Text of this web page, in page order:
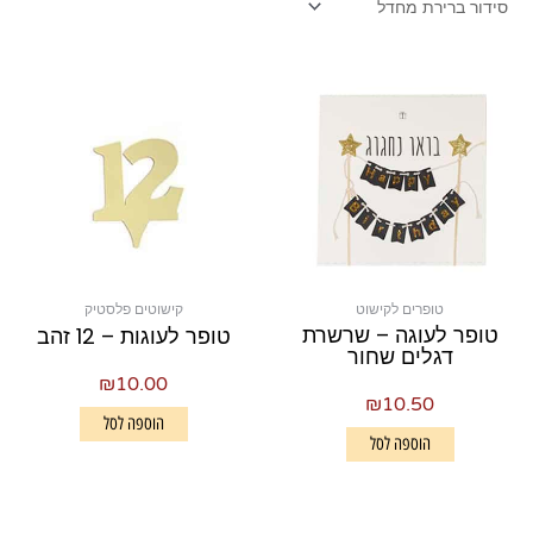
טופרים לקישוט
טופר לעוגה – שרשרת
דגלים שחור
₪10.50
הוספה לסל
קישוטים פלסטיק
טופר לעוגות – 12 זהב
₪10.00
הוספה לסל